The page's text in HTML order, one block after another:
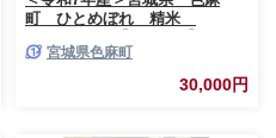
町 ひとめぼれ 精米
宮城県色麻町
30,000円